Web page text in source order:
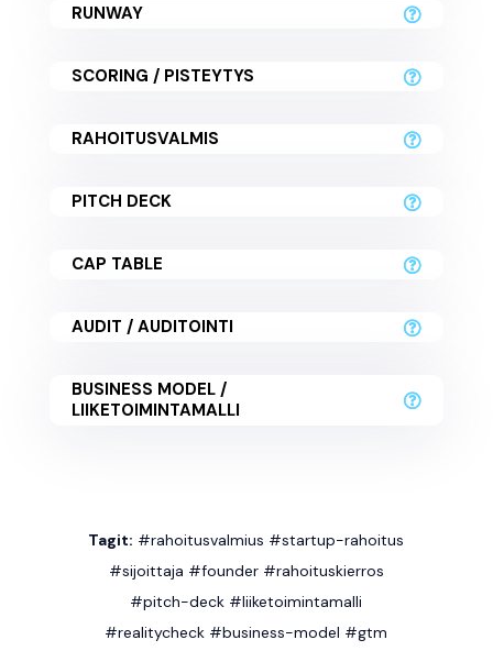
RUNWAY
SCORING / PISTEYTYS
RAHOITUSVALMIS
PITCH DECK
CAP TABLE
AUDIT / AUDITOINTI
BUSINESS MODEL /
LIIKETOIMINTAMALLI
Tagit: #rahoitusvalmius #startup-rahoitus
#sijoittaja #founder #rahoituskierros
#pitch-deck #liiketoimintamalli
#realitycheck #business-model #gtm